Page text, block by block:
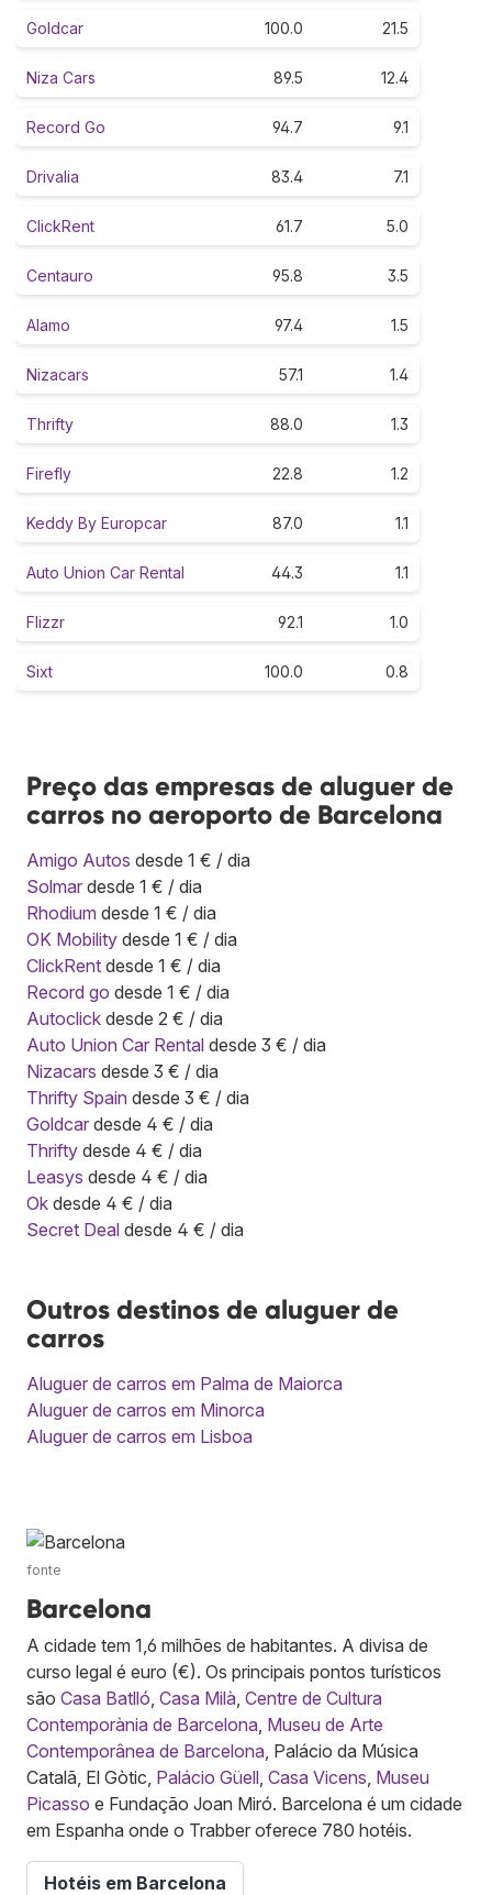
Goldcar 100.0 21.5
Niza Cars 89.5 12.4
Record Go 94.7 9.1
Drivalia 83.4 7.1
ClickRent 61.7 5.0
Centauro 95.8 3.5
Alamo 97.4 1.5
Nizacars 57.1 1.4
Thrifty 88.0 1.3
Firefly 22.8 1.2
Keddy By Europcar 87.0 1.1
Auto Union Car Rental 44.3 1.1
Flizzr 92.1 1.0
Sixt 100.0 0.8
Preço das empresas de aluguer de
carros no aeroporto de Barcelona
Amigo Autos desde 1 € / dia
Solmar desde 1 € / dia
Rhodium desde 1 € / dia
OK Mobility desde 1 € / dia
ClickRent desde 1 € / dia
Record go desde 1 € / dia
Autoclick desde 2 € / dia
Auto Union Car Rental desde 3 € / dia
Nizacars desde 3 € / dia
Thrifty Spain desde 3 € / dia
Goldcar desde 4 € / dia
Thrifty desde 4 € / dia
Leasys desde 4 € / dia
Ok desde 4 € / dia
Secret Deal desde 4 € / dia
Outros destinos de aluguer de
carros
Aluguer de carros em Palma de Maiorca
Aluguer de carros em Minorca
Aluguer de carros em Lisboa
fonte
Barcelona
A cidade tem 1,6 milhões de habitantes. A divisa de
curso legal é euro (€). Os principais pontos turísticos
são Casa Batlló Casa Milà Centre de Cultura
Contemporània de Barcelona Museu de Arte
Contemporânea de Barcelona , Palácio da Música
Catalã, El Gòtic, Palácio Güell Casa Vicens Museu
Picasso e Fundação Joan Miró. Barcelona é um cidade
em Espanha onde o Trabber oferece 780 hotéis.
Hotéis em Barcelona